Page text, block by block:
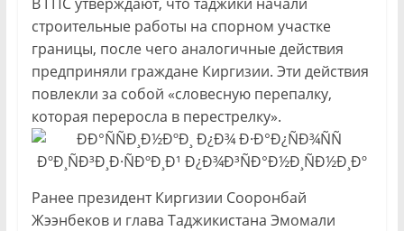
строительные работы на спорном участке
границы, после чего аналогичные действия
предприняли граждане Киргизии. Эти действия
повлекли за собой «словесную перепалку,
которая переросла в перестрелку».
Ранее президент Киргизии Сооронбай
Жээнбеков и глава Таджикистана Эмомали